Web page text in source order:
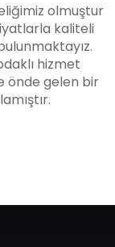
olmuştur
kaliteli
hizmet
önde gelen bir